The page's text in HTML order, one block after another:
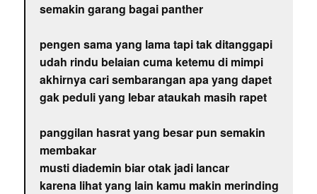
semakin garang bagai panther
pengen sama yang lama tapi tak ditanggapi
udah rindu belaian cuma ketemu di mimpi
akhirnya cari sembarangan apa yang dapet
gak peduli yang lebar ataukah masih rapet
panggilan hasrat yang besar pun semakin
membakar
musti diademin biar otak jadi lancar
karena lihat yang lain kamu makin merinding